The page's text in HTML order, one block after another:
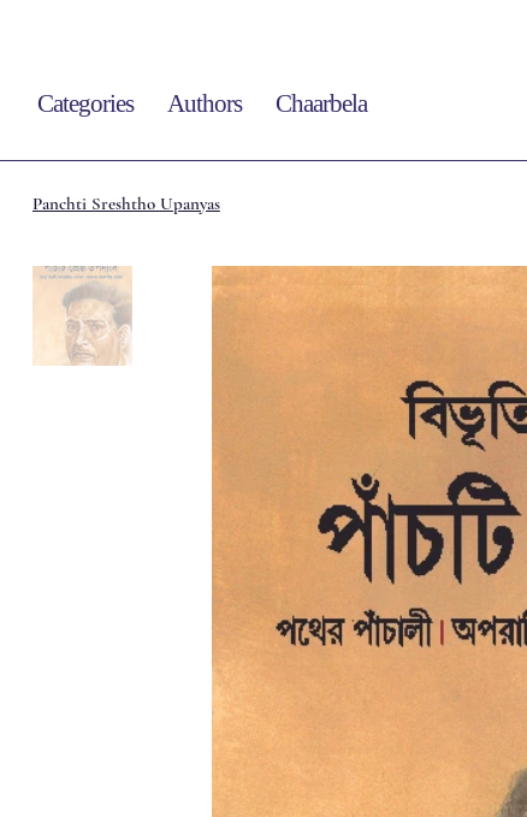
Categories Authors Chaarbela
Panchti Sreshtho Upanyas